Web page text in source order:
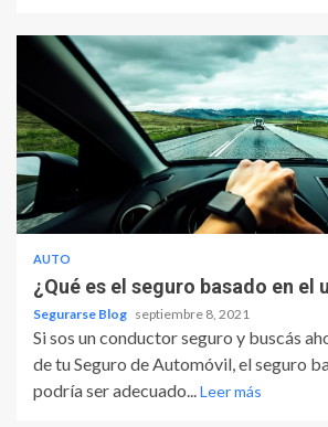
AUTO
¿Qué es el seguro basado en el
Segurarse Blog septiembre 8, 2021
Si sos un conductor seguro y buscás
de tu Seguro de Automóvil, el seguro
podría ser adecuado...Leer más